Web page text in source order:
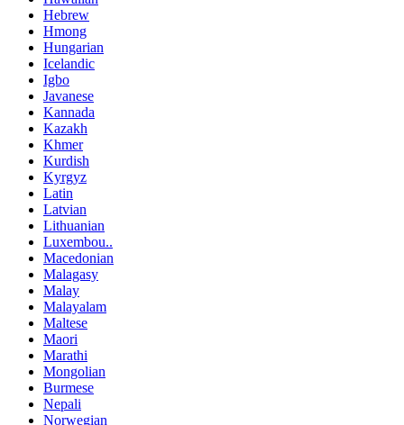
Hebrew
Hmong
Hungarian
Icelandic
Igbo
Javanese
Kannada
Kazakh
Khmer
Kurdish
Kyrgyz
Latin
Latvian
Lithuanian
Luxembou..
Macedonian
Malagasy
Malay
Malayalam
Maltese
Maori
Marathi
Mongolian
Burmese
Nepali
Norwegian